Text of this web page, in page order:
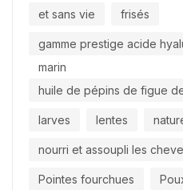
et sans vie frisés
gamme prestige acide
marin
huile de pépins de figue
larves lentes
nourri et assoupli les
Pointes fourchues